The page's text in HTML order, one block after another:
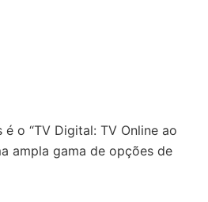
o “TV Digital: TV Online ao
ampla gama de opções de